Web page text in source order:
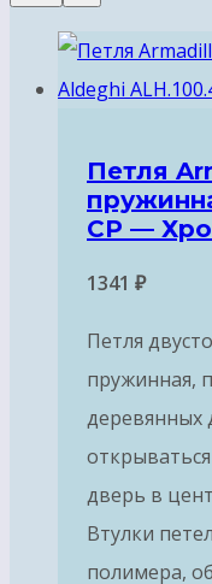
Петля
CP —
1341 ₽
Петля
пружинная,
деревянных
дверь в
Втулки
полимера,